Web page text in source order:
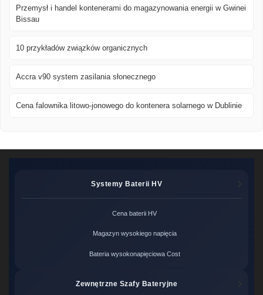
Przemysł i handel kontenerami do magazynowania energii w Gwinei
Bissau
10 przykładów związków organicznych
Accra v90 system zasilania słonecznego
Cena falownika litowo-jonowego do kontenera solarnego w Dublinie
Systemy Baterii HV
Cena baterii HV
Magazyn wysokiego napięcia
Bateria wysokonapięciowa Cost
Zewnętrzne Szafy Bateryjne